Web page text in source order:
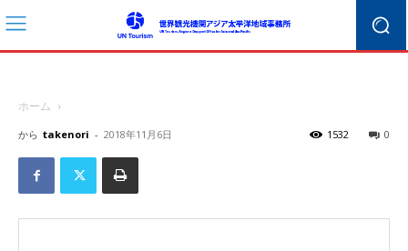
ホーム
から takenori - 2018年11月6日 0
1532